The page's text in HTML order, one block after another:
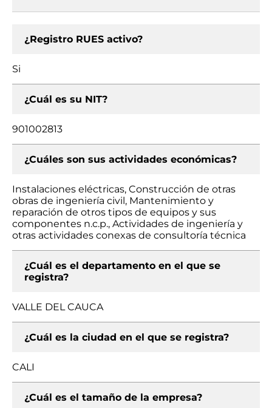
¿Registro RUES activo?
Si
¿Cuál es su NIT?
901002813
¿Cuáles son sus actividades económicas?
Instalaciones eléctricas, Construcción de otras
obras de ingeniería civil, Mantenimiento y
reparación de otros tipos de equipos y sus
componentes n.c.p., Actividades de ingeniería y
otras actividades conexas de consultoría técnica
¿Cuál es el departamento en el que se
registra?
VALLE DEL CAUCA
¿Cuál es la ciudad en el que se registra?
CALI
¿Cuál es el tamaño de la empresa?